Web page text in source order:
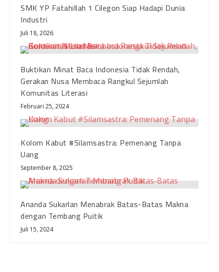
SMK YP Fatahillah 1 Cilegon Siap Hadapi Dunia
Industri
Juli 18, 2026
Buktikan Minat Baca Indonesia Tidak Rendah,
Gerakan Nusa Membaca Rangkul Sejumlah
Komunitas Literasi
Februari 25, 2024
Kolom Kabut #Silamsastra: Pemenang Tanpa
Uang
September 8, 2025
Ananda Sukarlan Menabrak Batas-Batas Makna
dengan Tembang Puitik
Juli 15, 2024